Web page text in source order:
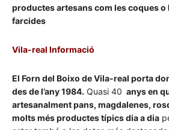
productes artesans com les coques o
farcides
Vila-real Informació
El Forn del Boixo de Vila-real porta
des de l’any 1984. Quasi 40 anys en
artesanalment pans, magdalenes,
molts més productes típics dia a dia